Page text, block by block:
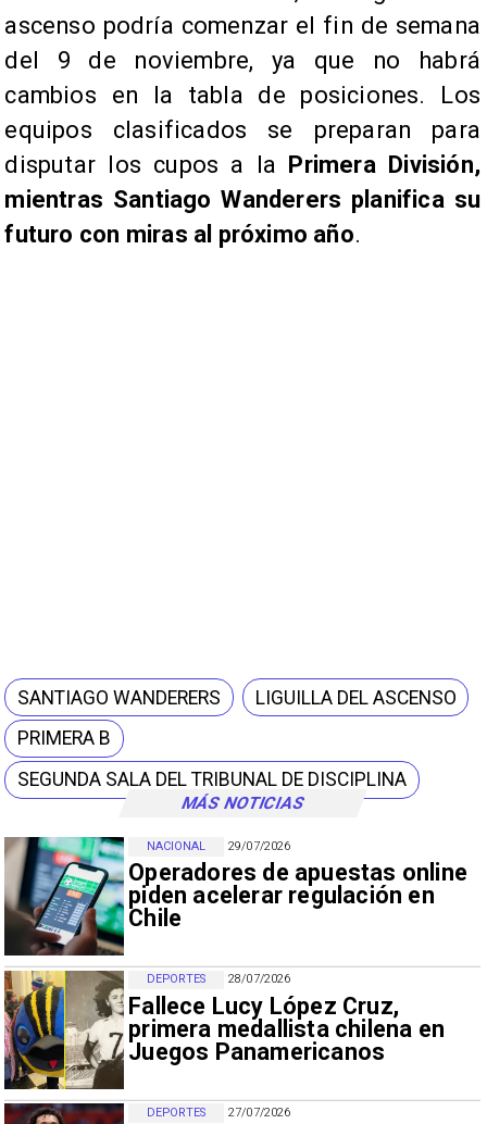
MÁS NOTICIAS
29/07/2026
Operadores de apuestas online
piden acelerar regulación en
Chile
NACIONAL
28/07/2026
Fallece Lucy López Cruz,
primera medallista chilena en
Juegos Panamericanos
DEPORTES
27/07/2026
DEPORTES
ascenso podría comenzar el fin de semana
del 9 de noviembre, ya que no habrá
cambios en la tabla de posiciones. Los
equipos clasificados se preparan para
disputar los cupos a la Primera División,
mientras Santiago Wanderers planifica su
futuro con miras al próximo año.
SANTIAGO WANDERERS
LIGUILLA DEL ASCENSO
PRIMERA B
SEGUNDA SALA DEL TRIBUNAL DE DISCIPLINA